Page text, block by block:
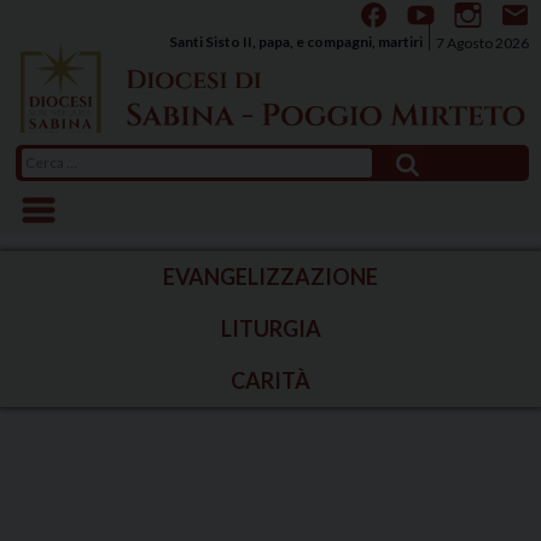
content
7 Agosto 2026
Santi Sisto II, papa, e compagni, martiri
per:
EVANGELIZZAZIONE
LITURGIA
CARITÀ